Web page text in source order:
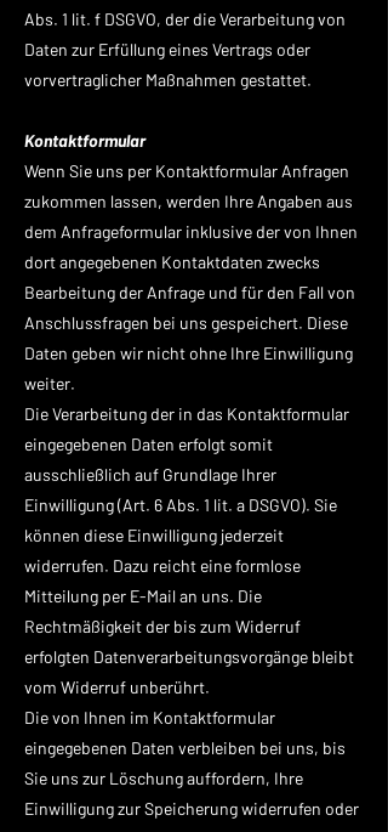
Abs. 1 lit. f DSGVO, der die Verarbeitung von
Daten zur Erfüllung eines Vertrags oder
vorvertraglicher Maßnahmen gestattet.
Kontaktformular
Wenn Sie uns per Kontaktformular Anfragen
zukommen lassen, werden Ihre Angaben aus
dem Anfrageformular inklusive der von Ihnen
dort angegebenen Kontaktdaten zwecks
Bearbeitung der Anfrage und für den Fall von
Anschlussfragen bei uns gespeichert. Diese
Daten geben wir nicht ohne Ihre Einwilligung
weiter.
Die Verarbeitung der in das Kontaktformular
eingegebenen Daten erfolgt somit
ausschließlich auf Grundlage Ihrer
Einwilligung (Art. 6 Abs. 1 lit. a DSGVO). Sie
können diese Einwilligung jederzeit
widerrufen. Dazu reicht eine formlose
Mitteilung per E-Mail an uns. Die
Rechtmäßigkeit der bis zum Widerruf
erfolgten Datenverarbeitungsvorgänge bleibt
vom Widerruf unberührt.
Die von Ihnen im Kontaktformular
eingegebenen Daten verbleiben bei uns, bis
Sie uns zur Löschung auffordern, Ihre
Einwilligung zur Speicherung widerrufen oder